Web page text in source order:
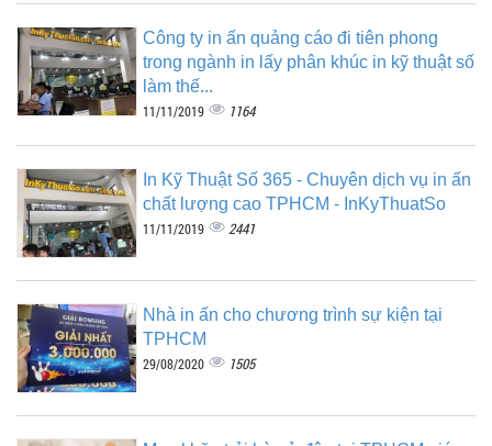
Công ty in ấn quảng cáo đi tiên phong
trong ngành in lấy phân khúc in kỹ thuật số
làm thế...
11/11/2019 1164
In Kỹ Thuật Số 365 - Chuyên dịch vụ in ấn
chất lượng cao TPHCM - InKyThuatSo
11/11/2019 2441
Nhà in ấn cho chương trình sự kiện tại
TPHCM
29/08/2020 1505